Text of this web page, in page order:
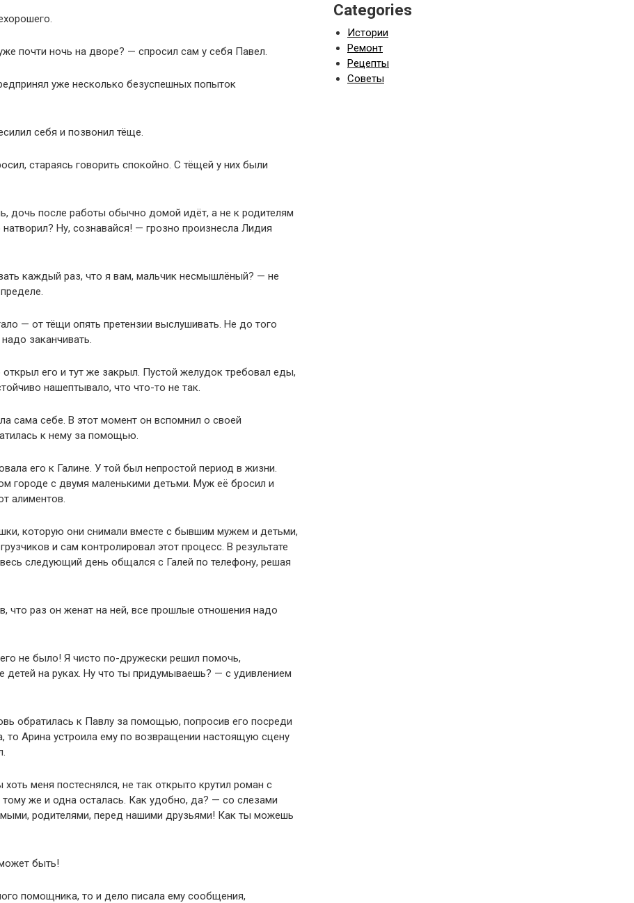
почти ночь на дворе? — спросил сам у себя Павел.
уже несколько безуспешных попыток
себя и позвонил тёще.
стараясь говорить спокойно. С тёщей у них были
дочь после работы обычно домой идёт, а не к родителям
Ну, сознавайся! — грозно произнесла Лидия
каждый раз, что я вам, мальчик несмышлёный? — не
— от тёщи опять претензии выслушивать. Не до того
заканчивать.
его и тут же закрыл. Пустой желудок требовал еды,
нашептывало, что что-то не так.
сама себе. В этот момент он вспомнил о своей
к нему за помощью.
его к Галине. У той был непростой период в жизни.
городе с двумя маленькими детьми. Муж её бросил и
алиментов.
которую они снимали вместе с бывшим мужем и детьми,
и сам контролировал этот процесс. В результате
следующий день общался с Галей по телефону, решая
что раз он женат на ней, все прошлые отношения надо
не было! Я чисто по-дружески решил помочь,
на руках. Ну что ты придумываешь? — с удивлением
обратилась к Павлу за помощью, попросив его посреди
то Арина устроила ему по возвращении настоящую сцену
меня постеснялся, не так открыто крутил роман с
же и одна осталась. Как удобно, да? — со слезами
родителями, перед нашими друзьями! Как ты можешь
быть!
помощника, то и дело писала ему сообщения,
Categories
Истории
Ремонт
Рецепты
Советы